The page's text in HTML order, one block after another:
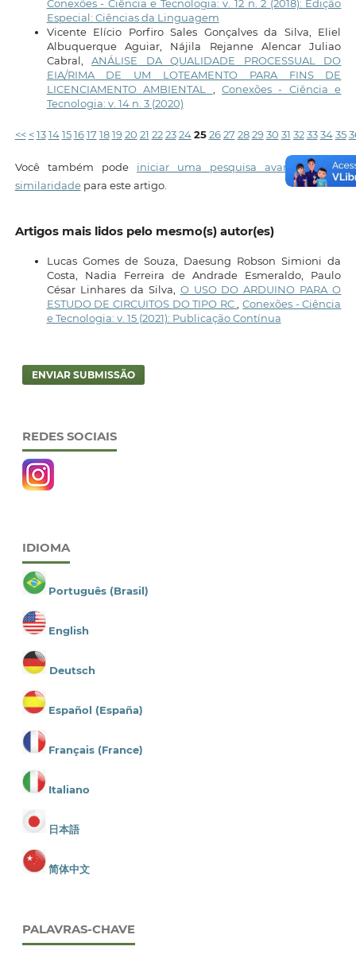
Conexões - Ciência e Tecnologia: v. 12 n. 2 (2018): Edição
Especial: Ciências da Linguagem
Vicente Elício Porfiro Sales Gonçalves da Silva, Eliel
Albuquerque Aguiar, Nájila Rejanne Alencar Juliao
Cabral,ANÁLISE DA QUALIDADE PROCESSUAL DO
EIA/RIMA DE UM LOTEAMENTO PARA FINS DE
LICENCIAMENTO AMBIENTAL
,Conexões - Ciência e
Tecnologia: v. 14 n. 3 (2020)
<< < 13 14 15 16 17 18 19 20 21 22 23 24 25 26 27 28 29 30 31 32 33 34 35
Você também pode iniciar uma pesquisa avançada por
similaridadepara este artigo.
Artigos mais lidos pelo mesmo(s) autor(es)
Lucas Gomes de Souza, Daesung Robson Simioni da
Costa, Nadia Ferreira de Andrade Esmeraldo, Paulo
César Linhares da Silva, O USO DO ARDUINO PARA O
ESTUDO DE CIRCUITOS DO TIPO RC
,Conexões - Ciência
e Tecnologia: v. 15 (2021): Publicação Contínua
ENVIAR SUBMISSÃO
REDES SOCIAIS
IDIOMA
Português (Brasil)
English
Deutsch
Español (España)
Français (France)
Italiano
日本語
简体中文
PALAVRAS-CHAVE